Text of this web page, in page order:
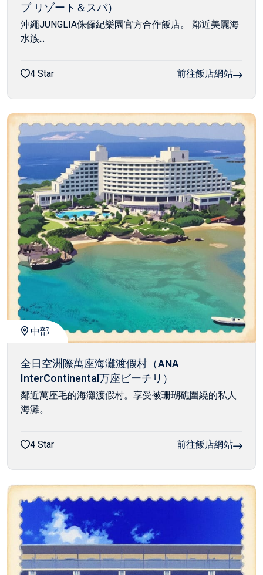
ブ リゾート＆スパ）
沖繩JUNGLIA侏儸紀樂園官方合作飯店。 鄰近美麗海
水族...
4 Star 前往飯店網站
中部
全日空洲際萬座海灘渡假村（ANA
InterContinental万座ビーチリ）
鄰近萬座毛的海灘渡假村。享受被珊瑚礁圍繞的私人
海灘。
4 Star 前往飯店網站